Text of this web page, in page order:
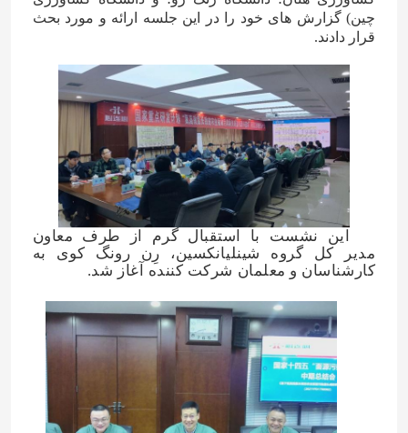
چین) گزارش های خود را در این جلسه ارائه و مورد بحث
قرار دادند.
این نشست با استقبال گرم از طرف معاون
مدیر کل گروه شینلیانکسین، رِن رونگ کوی به
کارشناسان و معلمان شرکت کننده آغاز شد.